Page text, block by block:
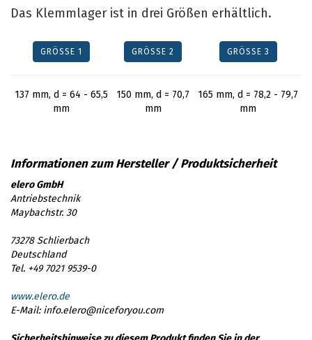
Das Klemmlager ist in drei Größen erhältlich.
GRÖSSE 1
137 mm, d = 64 - 65,5
mm
GRÖSSE 2
150 mm, d = 70,7
mm
GRÖSSE 3
165 mm, d = 78,2 - 79,7
mm
elero GmbH
Antriebstechnik
Maybachstr. 30
73278 Schlierbach
Deutschland
Tel. +49 7021 9539-0
www.elero.de
E-Mail: info.elero@niceforyou.com